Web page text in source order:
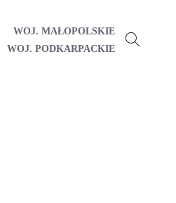
WOJ. MAŁOPOLSKIE
WOJ. PODKARPACKIE